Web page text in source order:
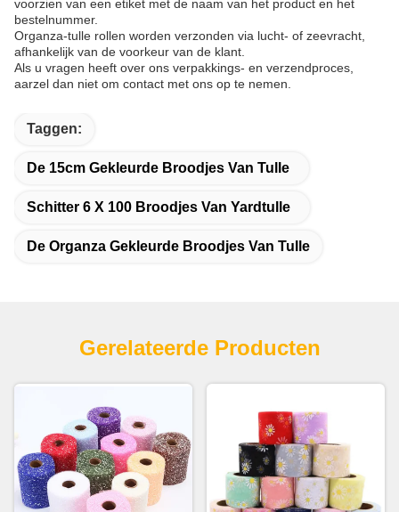
voorzien van een etiket met de naam van het product en het
bestelnummer.
Organza-tulle rollen worden verzonden via lucht- of zeevracht,
afhankelijk van de voorkeur van de klant.
Als u vragen heeft over ons verpakkings- en verzendproces,
aarzel dan niet om contact met ons op te nemen.
Taggen:
De 15cm Gekleurde Broodjes Van Tulle
Schitter 6 X 100 Broodjes Van Yardtulle
De Organza Gekleurde Broodjes Van Tulle
Gerelateerde Producten